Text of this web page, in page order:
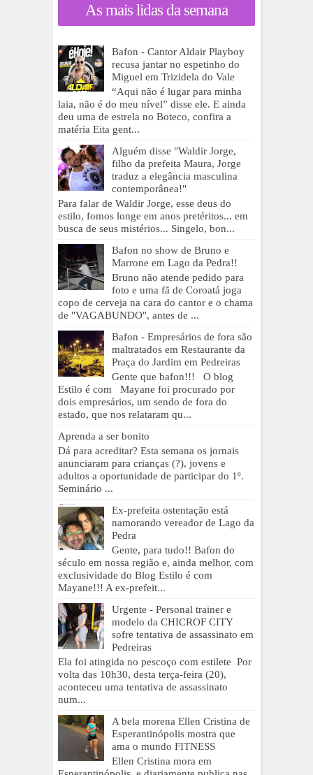
As mais lidas da semana
Bafon - Cantor Aldair Playboy
recusa jantar no espetinho do
Miguel em Trizidela do Vale
“Aqui não é lugar para minha
laia, não é do meu nível” disse ele. E ainda
deu uma de estrela no Boteco, confira a
matéria Eita gent...
Alguém disse "Waldir Jorge,
filho da prefeita Maura, Jorge
traduz a elegância masculina
contemporânea!"
Para falar de Waldir Jorge, esse deus do
estilo, fomos longe em anos pretéritos... em
busca de seus mistérios... Singelo, bon...
Bafon no show de Bruno e
Marrone em Lago da Pedra!!
Bruno não atende pedido para
foto e uma fã de Coroatá joga
copo de cerveja na cara do cantor e o chama
de "VAGABUNDO", antes de ...
Bafon - Empresários de fora são
maltratados em Restaurante da
Praça do Jardim em Pedreiras
Gente que bafon!!! O blog
Estilo é com Mayane foi procurado por
dois empresários, um sendo de fora do
estado, que nos relataram qu...
Aprenda a ser bonito
Dá para acreditar? Esta semana os jornais
anunciaram para crianças (?), jovens e
adultos a oportunidade de participar do 1º.
Seminário ...
Ex-prefeita ostentação está
namorando vereador de Lago da
Pedra
Gente, para tudo!! Bafon do
século em nossa região e, ainda melhor, com
exclusividade do Blog Estilo é com
Mayane!!! A ex-prefeit...
Urgente - Personal trainer e
modelo da CHICROF CITY
sofre tentativa de assassinato em
Pedreiras
Ela foi atingida no pescoço com estilete Por
volta das 10h30, desta terça-feira (20),
aconteceu uma tentativa de assassinato
num...
A bela morena Ellen Cristina de
Esperantinópolis mostra que
ama o mundo FITNESS
Ellen Cristina mora em